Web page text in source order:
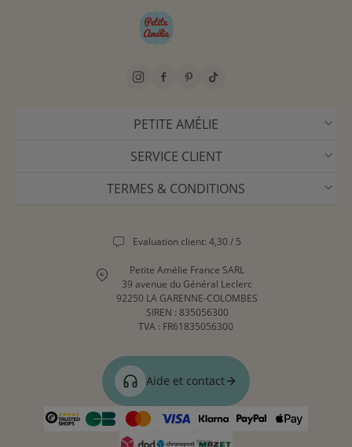
PETITE AMÉLIE
SERVICE CLIENT
TERMES & CONDITIONS
Evaluation client: 4,30 / 5
Petite Amélie France SARL
39 avenue du Général Leclerc
92250 LA GARENNE-COLOMBES
SIREN : 835056300
TVA : FR61835056300
Aide et contact